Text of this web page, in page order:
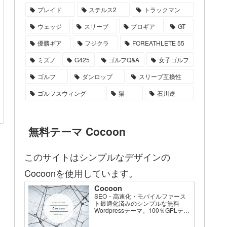
プレイド
ステルス2
トラックマン
ウェッジ
スリーブ プロギア
GT
優勝ギア
フジクラ
FOREATHLETE 55
ミズノ
G425 ゴルフQ&A
女子ゴルフ
ゴルフ
ダンロップ
スリーブ互換性
ゴルフスウィング
猫 石川遼
無料テーマ Cocoon
このサイトはシンプルなデザインの
Cocoonを使用しています。
Cocoon
SEO・高速化・モバイルファース
ト最適化済みのシンプルな無料
Wordpressテーマ。100％GPLテー